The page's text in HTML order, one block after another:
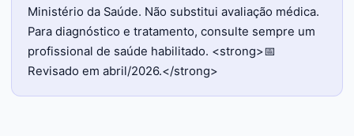
Ministério da Saúde. Não substitui avaliação médica.
Para diagnóstico e tratamento, consulte sempre um
profissional de saúde habilitado. <strong>📅
Revisado em abril/2026.</strong>